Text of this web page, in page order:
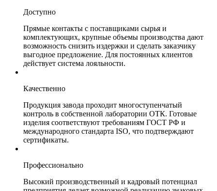
Доступно
Прямые контакты с поставщиками сырья и
комплектующих, крупные объемы производства дают
возможность снизить издержки и сделать заказчику
выгодное предложение. Для постоянных клиентов
действует система лояльности.
Качественно
Продукция завода проходит многоступенчатый
контроль в собственной лаборатории ОТК. Готовые
изделия соответствуют требованиям ГОСТ РФ и
международного стандарта ISO, что подтверждают
сертификаты.
Профессионально
Высокий производственный и кадровый потенциал